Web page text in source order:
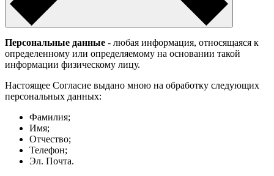
Персональные данные - любая информация, относящаяся к
определенному или определяемому на основании такой
информации физическому лицу.
Настоящее Согласие выдано мною на обработку следующих
персональных данных:
Фамилия;
Имя;
Отчество;
Телефон;
Эл. Почта.